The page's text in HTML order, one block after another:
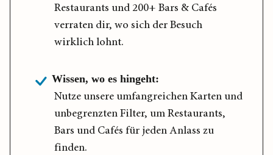
Restaurants und 200+ Bars & Cafés
verraten dir, wo sich der Besuch
wirklich lohnt.
Wissen, wo es hingeht:
Nutze unsere umfangreichen Karten und
unbegrenzten Filter, um Restaurants,
Bars und Cafés für jeden Anlass zu
finden.